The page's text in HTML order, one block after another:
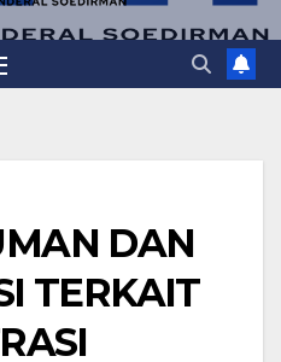
DAN
TERKAIT